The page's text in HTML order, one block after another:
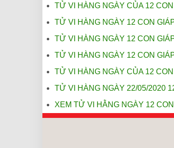
TỬ VI HÀNG NGÀY CỦA 12
TỬ VI HÀNG NGÀY 12 CON
TỬ VI HÀNG NGÀY 12 CON
TỬ VI HÀNG NGÀY 12 CON
TỬ VI HÀNG NGÀY CỦA 12
TỬ VI HÀNG NGÀY 22/05/2020
XEM TỬ VI HẰNG NGÀY 12